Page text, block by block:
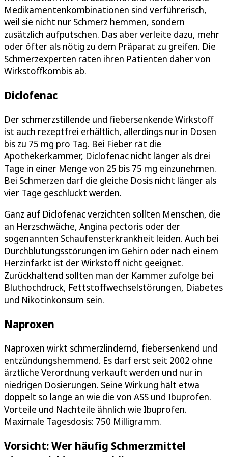
Medikamentenkombinationen sind verführerisch,
weil sie nicht nur Schmerz hemmen, sondern
zusätzlich aufputschen. Das aber verleite dazu, mehr
oder öfter als nötig zu dem Präparat zu greifen. Die
Schmerzexperten raten ihren Patienten daher von
Wirkstoffkombis ab.
Diclofenac
Der schmerzstillende und fiebersenkende Wirkstoff
ist auch rezeptfrei erhältlich, allerdings nur in Dosen
bis zu 75 mg pro Tag. Bei Fieber rät die
Apothekerkammer, Diclofenac nicht länger als drei
Tage in einer Menge von 25 bis 75 mg einzunehmen.
Bei Schmerzen darf die gleiche Dosis nicht länger als
vier Tage geschluckt werden.
Ganz auf Diclofenac verzichten sollten Menschen, die
an Herzschwäche, Angina pectoris oder der
sogenannten Schaufensterkrankheit leiden. Auch bei
Durchblutungsstörungen im Gehirn oder nach einem
Herzinfarkt ist der Wirkstoff nicht geeignet.
Zurückhaltend sollten man der Kammer zufolge bei
Bluthochdruck, Fettstoffwechselstörungen, Diabetes
und Nikotinkonsum sein.
Naproxen
Naproxen wirkt schmerzlindernd, fiebersenkend und
entzündungshemmend. Es darf erst seit 2002 ohne
ärztliche Verordnung verkauft werden und nur in
niedrigen Dosierungen. Seine Wirkung hält etwa
doppelt so lange an wie die von ASS und Ibuprofen.
Vorteile und Nachteile ähnlich wie Ibuprofen.
Maximale Tagesdosis: 750 Milligramm.
Vorsicht: Wer häufig Schmerzmittel